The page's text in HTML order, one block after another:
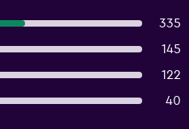
335
145
122
40